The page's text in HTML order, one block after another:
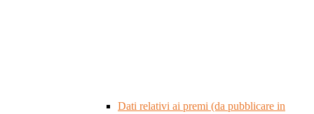
Dati relativi ai premi (da pubblicare in